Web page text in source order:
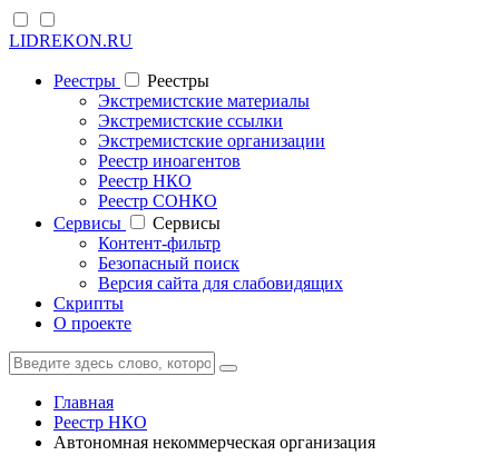
LIDREKON.RU
Реестры
Реестры
Экстремистские материалы
Экстремистские ссылки
Экстремистские организации
Реестр иноагентов
Реестр НКО
Реестр СОНКО
Cервисы
Cервисы
Контент-фильтр
Безопасный поиск
Версия сайта для слабовидящих
Скрипты
О проекте
Главная
Реестр НКО
Автономная некоммерческая организация